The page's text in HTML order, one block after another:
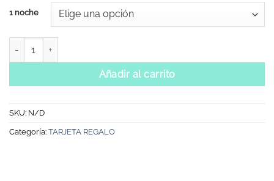
precios:
desde
€687.00
1 noche
Añadir al carrito
SKU: N/D
Categoría: TARJETA REGALO